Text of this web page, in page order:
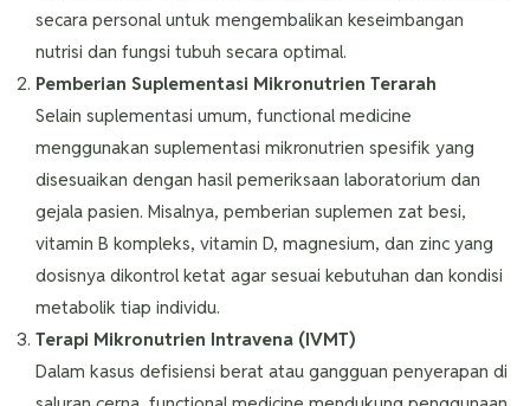
secara personal untuk mengembalikan keseimbangan
nutrisi dan fungsi tubuh secara optimal.
Pemberian Suplementasi Mikronutrien Terarah
Selain suplementasi umum, functional medicine
menggunakan suplementasi mikronutrien spesifik yang
disesuaikan dengan hasil pemeriksaan laboratorium dan
gejala pasien. Misalnya, pemberian suplemen zat besi,
vitamin B kompleks, vitamin D, magnesium, dan zinc yang
dosisnya dikontrol ketat agar sesuai kebutuhan dan kondisi
metabolik tiap individu.
Terapi Mikronutrien Intravena (IVMT)
Dalam kasus defisiensi berat atau gangguan penyerapan di